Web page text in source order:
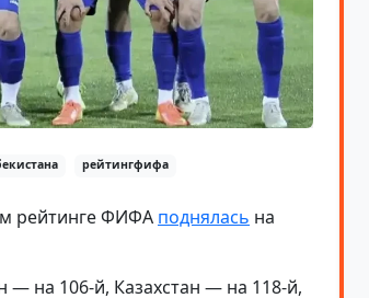
рейтингфифа
рейтинге ФИФА поднялась на
— на 106-й, Казахстан — на 118-й,